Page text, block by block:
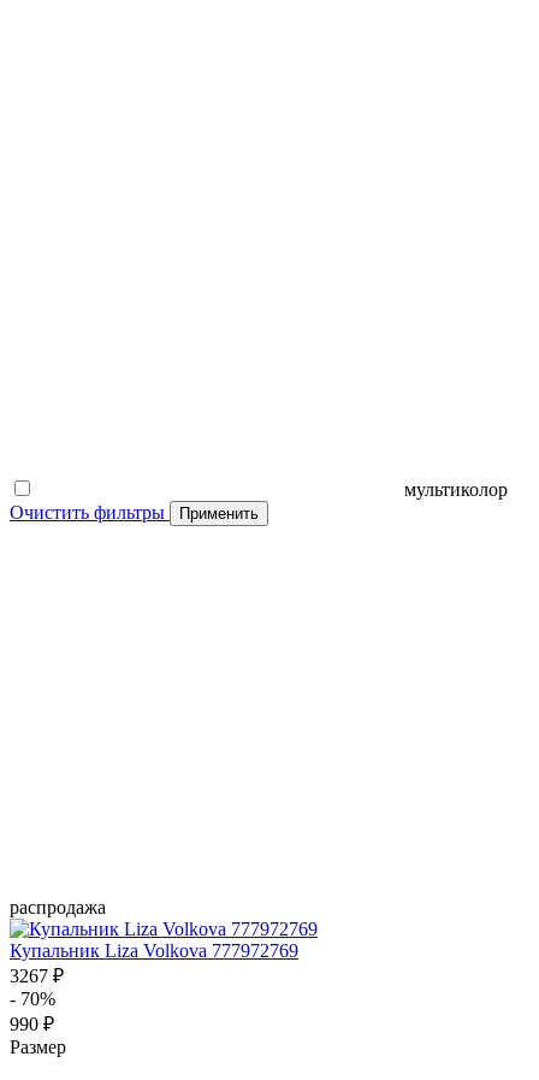
мультиколор
Очистить фильтры
Применить
распродажа
Купальник Liza Volkova 777972769
3267 ₽
- 70%
990 ₽
Размер